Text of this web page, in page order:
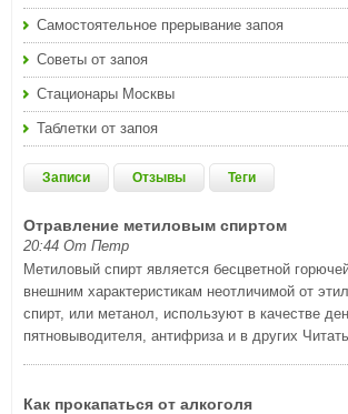
Самостоятельное прерывание запоя
Советы от запоя
Стационары Москвы
Таблетки от запоя
Записи Отзывы Теги
Отравление метиловым спиртом
20:44 От Петр
Метиловый спирт является бесцветной
внешним характеристикам неотличимой от
спирт, или метанол, используют в качестве
пятновыводителя, антифриза и в других
Как прокапаться от алкоголя